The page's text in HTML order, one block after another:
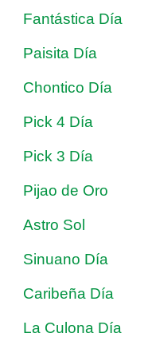
Fantástica Día
Paisita Día
Chontico Día
Pick 4 Día
Pick 3 Día
Pijao de Oro
Astro Sol
Sinuano Día
Caribeña Día
La Culona Día